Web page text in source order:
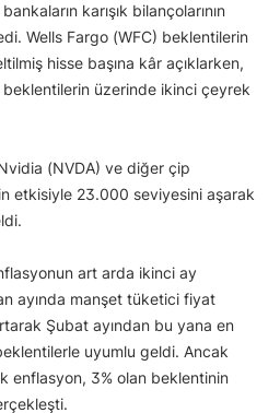
karışık bilançolarının
Wells Fargo (WFC) beklentilerin
hisse başına kâr açıklarken,
üzerinde ikinci çeyrek
(NVDA) ve diğer çip
etkisiyle 23.000 seviyesini aşarak
art arda ikinci ay
ayında manşet tüketici fiyat
Şubat ayından bu yana en
uyumlu geldi. Ancak
enflasyon, 3% olan beklentinin